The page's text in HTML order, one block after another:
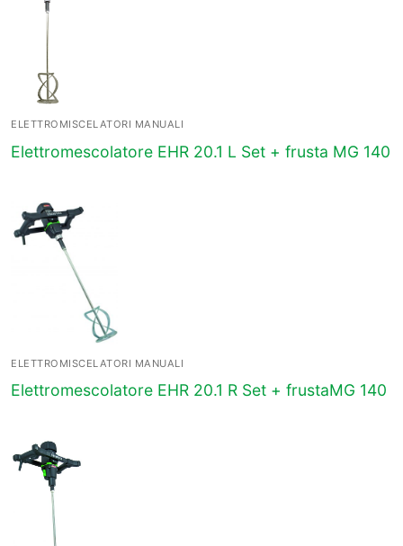
ELETTROMISCELATORI MANUALI
Elettromescolatore EHR 20.1 L Set + frusta MG 140
ELETTROMISCELATORI MANUALI
Elettromescolatore EHR 20.1 R Set + frustaMG 140